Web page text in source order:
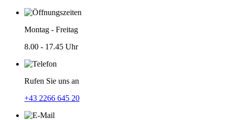
Montag - Freitag
8.00 - 17.45 Uhr
Rufen Sie uns an
+43 2266 645 20